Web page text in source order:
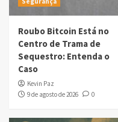
Roubo Bitcoin Está no
Centro de Trama de
Sequestro: Entenda o
Caso
Kevin Paz
9 de agosto de 2026
0